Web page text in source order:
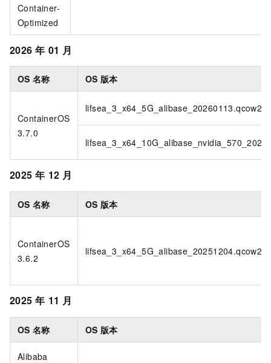
Container-
Optimized
2026 年 01 月
OS 名称 OS 版本
ContainerOS
3.7.0
lifsea_3_x64_5G_alibase_20260113.qcow2
2025 年 12 月
OS 名称 OS 版本
ContainerOS
3.6.2
lifsea_3_x64_5G_alibase_20251204.qcow2
2025 年 11 月
OS 名称 OS 版本
Alibaba